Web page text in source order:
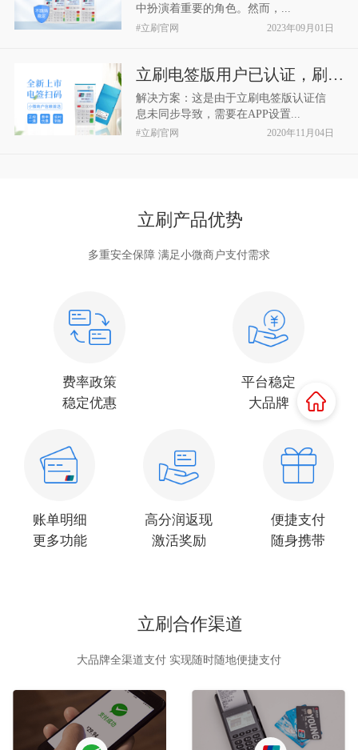
中扮演着重要的角色。然而，...
#立刷官网 2023年09月01日
立刷电签版用户已认证，刷卡界面显示“单日...
解决方案：这是由于立刷电签版认证信
息未同步导致，需要在APP设置...
#立刷官网 2020年11月04日
立刷产品优势
多重安全保障 满足小微商户支付需求
费率政策
稳定优惠
平台稳定
大品牌
账单明细
更多功能
高分润返现
激活奖励
便捷支付
随身携带
立刷合作渠道
大品牌全渠道支付 实现随时随地便捷支付